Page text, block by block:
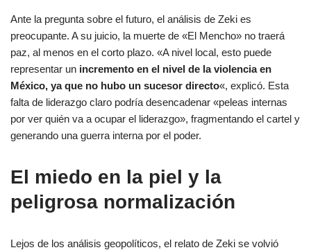
Ante la pregunta sobre el futuro, el análisis de Zeki es
preocupante. A su juicio, la muerte de «El Mencho» no traerá
paz, al menos en el corto plazo. «A nivel local, esto puede
representar un incremento en el nivel de la violencia en
México, ya que no hubo un sucesor directo«, explicó. Esta
falta de liderazgo claro podría desencadenar «peleas internas
por ver quién va a ocupar el liderazgo», fragmentando el cartel y
generando una guerra interna por el poder.
El miedo en la piel y la
peligrosa normalización
Lejos de los análisis geopolíticos, el relato de Zeki se volvió